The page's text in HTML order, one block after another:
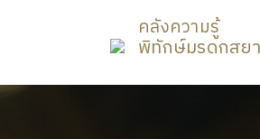
คลังความรู้
พิทักษ์มรดกสย